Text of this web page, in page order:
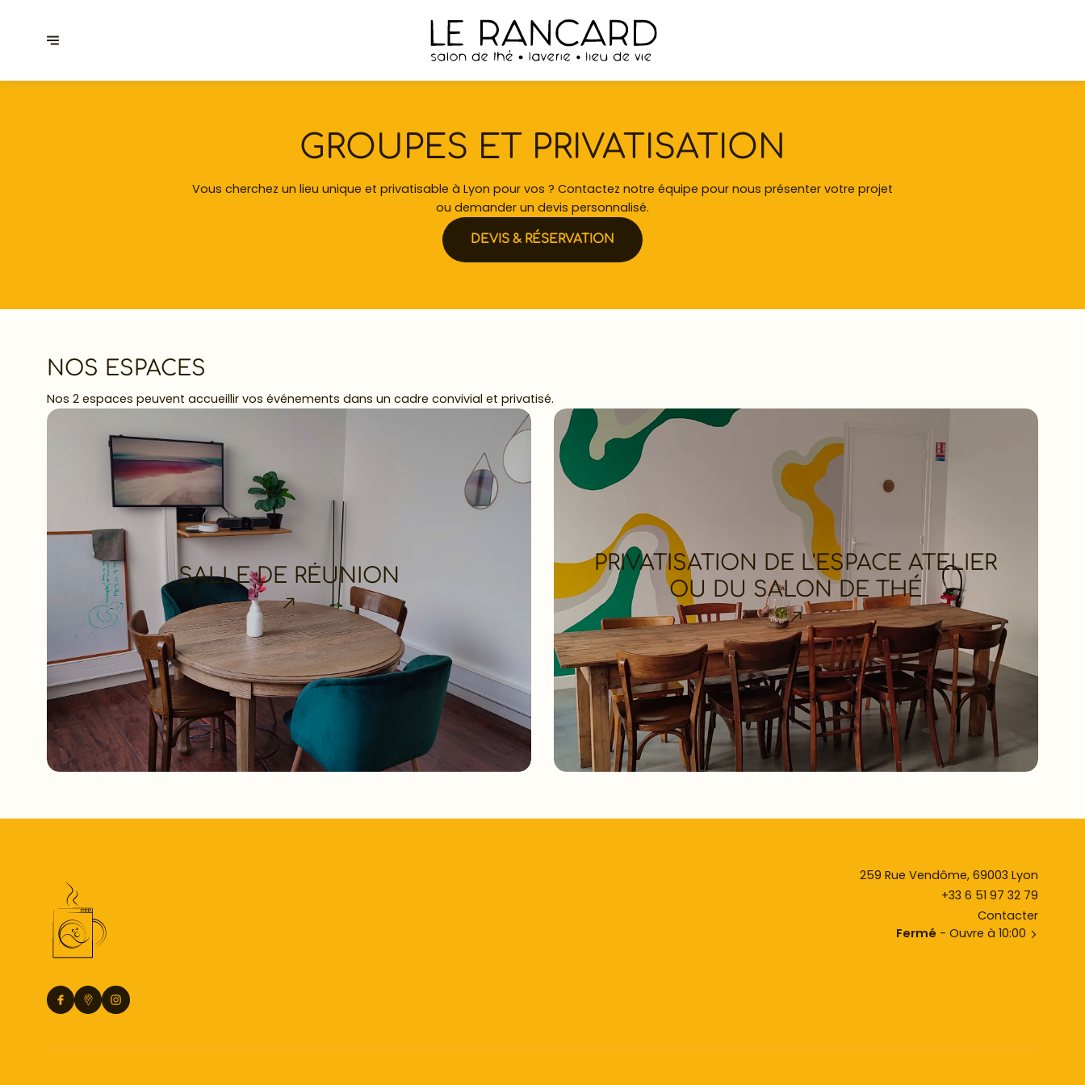
GROUPES ET PRIVATISATION
Vous cherchez un lieu unique et privatisable à Lyon pour vos ? Contactez notre équipe pour nous présenter votre projet
ou demander un devis personnalisé.
DEVIS & RÉSERVATION
NOS ESPACES
Nos 2 espaces peuvent accueillir vos événements dans un cadre convivial et privatisé.
SALLE DE RÉUNION
PRIVATISATION DE L'ESPACE ATELIER
OU DU SALON DE THÉ
259 Rue Vendôme, 69003 Lyon
+33 6 51 97 32 79
Contacter
Fermé - Ouvre à 10:00